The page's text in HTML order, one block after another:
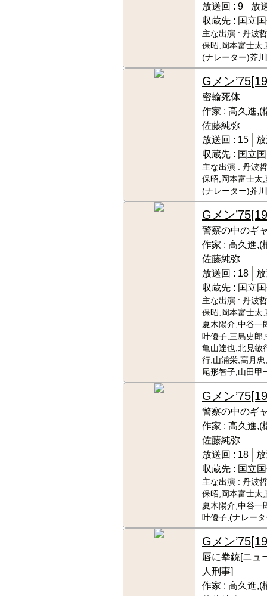
放送回 : 9
放
収蔵先 : 国立
主な出演 : 丹波
保昭,岡本富士太
(ナレーター)芥
Gメン’75
密輸死体
作家 : 高久進,(
佐藤純弥
放送回 : 15
収蔵先 : 国立
主な出演 : 丹波
保昭,岡本富士太
(ナレーター)芥
Gメン’75
警察の中のギ
作家 : 高久進,(
佐藤純弥
放送回 : 18
収蔵先 : 国立
主な出演 : 丹波
保昭,岡本富士太
夏木陽介,中谷一
叶優子,三島史郎
亀山達也,北見敏
行,山浦栄,高月
尾形智子,山田甲
Gメン’75
警察の中のギ
作家 : 高久進,(
佐藤純弥
放送回 : 18
収蔵先 : 国立
主な出演 : 丹波
保昭,岡本富士太
夏木陽介,中谷一
叶優子,(ナレー
Gメン’75
唇に拳銃[ニュ
人刑事]
作家 : 高久進,(